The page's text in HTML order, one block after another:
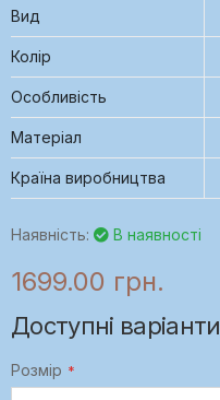
Вид
Колір
Особливість
Матеріал
Країна виробництва
Наявність: В наявності
1699.00 грн.
Доступні варіанти
Розмір